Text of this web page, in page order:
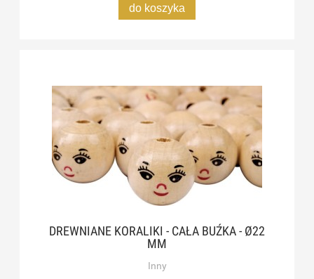
do koszyka
DREWNIANE KORALIKI - CAŁA BUŹKA - Ø22
MM
Inny